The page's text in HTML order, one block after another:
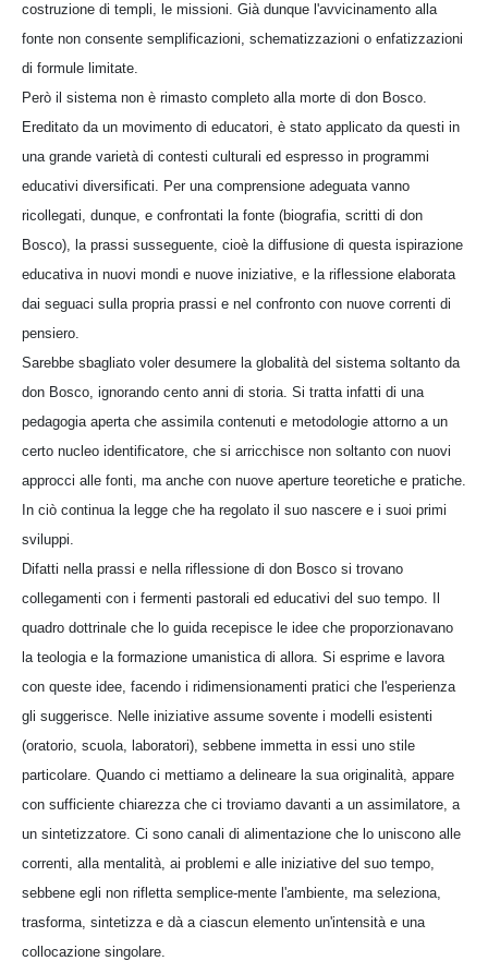
costruzione di templi, le missioni. Già dunque l'avvicinamento alla
fonte non consente semplificazioni, schematizzazioni o enfatizzazioni
di formule limitate.
Però il sistema non è rimasto completo alla morte di don Bosco.
Ereditato da un movimento di educatori, è stato applicato da questi in
una grande varietà di contesti culturali ed espresso in programmi
educativi diversificati. Per una comprensione adeguata vanno
ricollegati, dunque, e confrontati la fonte (biografia, scritti di don
Bosco), la prassi susseguente, cioè la diffusione di questa ispirazione
educativa in nuovi mondi e nuove iniziative, e la riflessione elaborata
dai seguaci sulla propria prassi e nel confronto con nuove correnti di
pensiero.
Sarebbe sbagliato voler desumere la globalità del sistema soltanto da
don Bosco, ignorando cento anni di storia. Si tratta infatti di una
pedagogia aperta che assimila contenuti e metodologie attorno a un
certo nucleo identificatore, che si arricchisce non soltanto con nuovi
approcci alle fonti, ma anche con nuove aperture teoretiche e pratiche.
In ciò continua la legge che ha regolato il suo nascere e i suoi primi
sviluppi.
Difatti nella prassi e nella riflessione di don Bosco si trovano
collegamenti con i fermenti pastorali ed educativi del suo tempo. Il
quadro dottrinale che lo guida recepisce le idee che proporzionavano
la teologia e la formazione umanistica di allora. Si esprime e lavora
con queste idee, facendo i ridimensionamenti pratici che l'esperienza
gli suggerisce. Nelle iniziative assume sovente i modelli esistenti
(oratorio, scuola, laboratori), sebbene immetta in essi uno stile
particolare. Quando ci mettiamo a delineare la sua originalità, appare
con sufficiente chiarezza che ci troviamo davanti a un assimilatore, a
un sintetizzatore. Ci sono canali di alimentazione che lo uniscono alle
correnti, alla mentalità, ai problemi e alle iniziative del suo tempo,
sebbene egli non rifletta semplice-mente l'ambiente, ma seleziona,
trasforma, sintetizza e dà a ciascun elemento un'intensità e una
collocazione singolare.